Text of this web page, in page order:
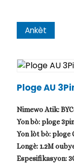
Ankèt
Ploge AU
Nimewo Atik:
Yon bò: ploge
Yon lòt bò: ploge
Longè: 1.2M
Espesifikasyon: